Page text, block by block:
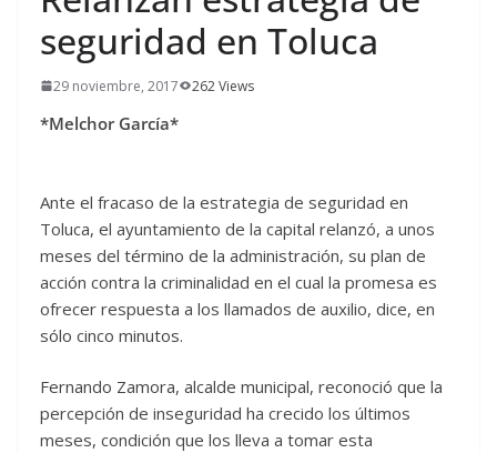
seguridad en Toluca
29 noviembre, 2017 262 Views
*Melchor García*
Ante el fracaso de la estrategia de seguridad en
Toluca, el ayuntamiento de la capital relanzó, a unos
meses del término de la administración, su plan de
acción contra la criminalidad en el cual la promesa es
ofrecer respuesta a los llamados de auxilio, dice, en
sólo cinco minutos.
Fernando Zamora, alcalde municipal, reconoció que la
percepción de inseguridad ha crecido los últimos
meses, condición que los lleva a tomar esta